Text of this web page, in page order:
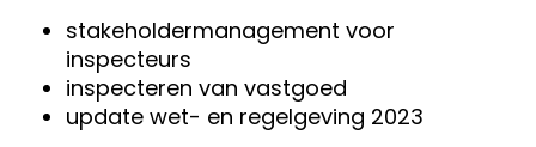
stakeholdermanagement voor
inspecteurs
inspecteren van vastgoed
update wet- en regelgeving 2023